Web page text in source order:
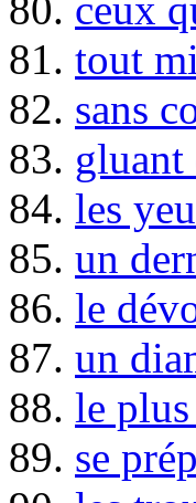
81. tout
82. sans
83. gluant
84. les
85. un
86. le
87. un
88. le
89. se